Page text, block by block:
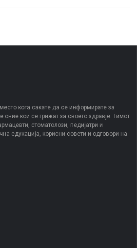
кога сакате да се информирате за
оние кои се грижат за своето здравје. Тимот
стоматолози, педијатри и
едукација, корисни совети и одговори на